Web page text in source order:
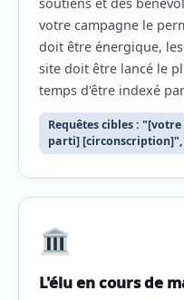
votre campagne le
doit être énergique,
site doit être lancé le
temps d'être indexé
Requêtes cibles :
parti]
L'élu en cours de